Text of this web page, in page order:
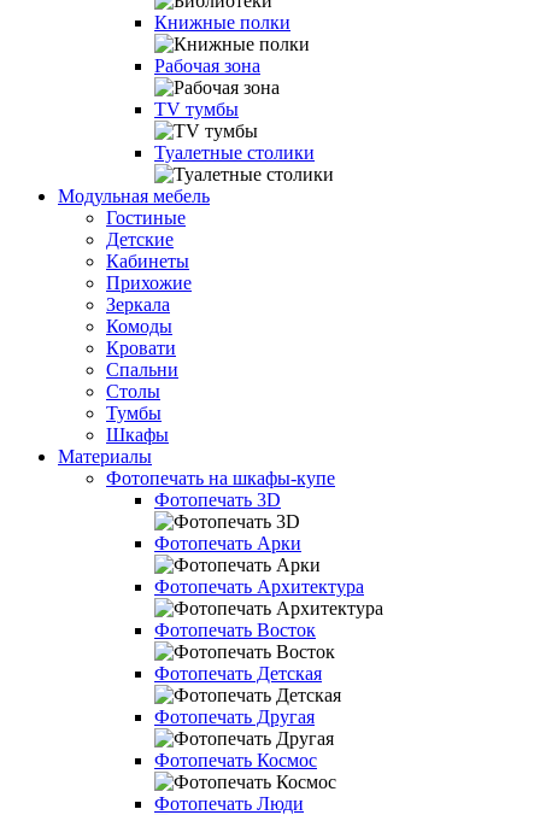
Книжные полки
Рабочая зона
TV тумбы
Туалетные столики
Модульная мебель
Гостиные
Детские
Кабинеты
Прихожие
Зеркала
Комоды
Кровати
Спальни
Столы
Тумбы
Шкафы
Материалы
Фотопечать на шкафы-купе
Фотопечать 3D
Фотопечать Арки
Фотопечать Архитектура
Фотопечать Восток
Фотопечать Детская
Фотопечать Другая
Фотопечать Космос
Фотопечать Люди